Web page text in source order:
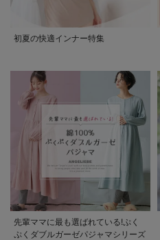
初夏の快適インナー特集
先輩ママに最も選ばれている!ぷく
ぷくダブルガーゼパジャマシリーズ